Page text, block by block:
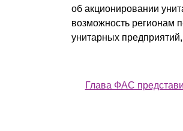
об акционировании
возможность регионам
унитарных
Глава ФАС